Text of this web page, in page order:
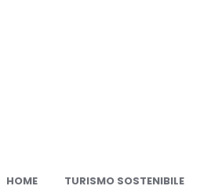
HOME TURISMO SOSTENIBILE